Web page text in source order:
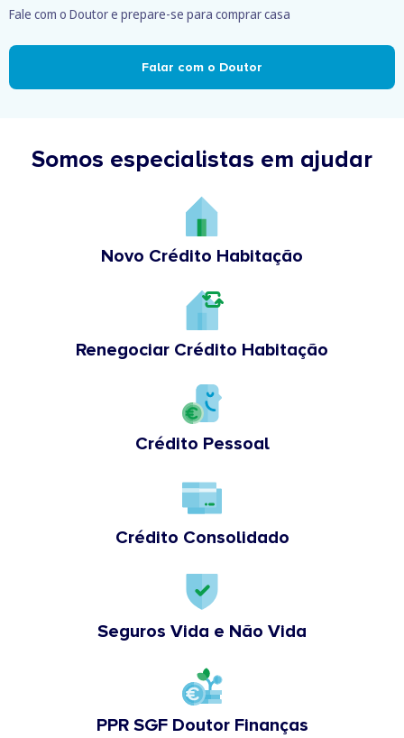
Fale com o Doutor e prepare-se para comprar casa
Falar com o Doutor
Somos especialistas em ajudar
Novo Crédito Habitação
Renegociar Crédito Habitação
Crédito Pessoal
Crédito Consolidado
Seguros Vida e Não Vida
PPR SGF Doutor Finanças